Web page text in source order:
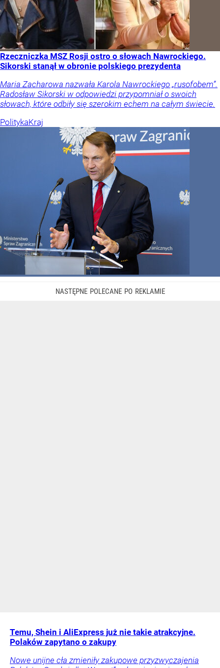
Rzeczniczka MSZ Rosji ostro o słowach Nawrockiego.
Sikorski stanął w obronie polskiego prezydenta
Maria Zacharowa nazwała Karola Nawrockiego „rusofobem”.
Radosław Sikorski w odpowiedzi przypomniał o swoich
słowach, które odbiły się szerokim echem na całym świecie.
PolitykaKraj
Temu, Shein i AliExpress już nie takie atrakcyjne.
Polaków zapytano o zakupy
Nowe unijne cła zmieniły zakupowe przyzwyczajenia